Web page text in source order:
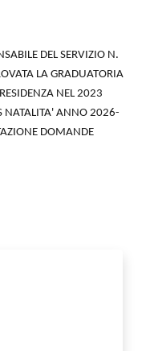
DEL SERVIZIO N.
LA GRADUATORIA
NEL 2023
NATALITA' ANNO 2026-
DOMANDE